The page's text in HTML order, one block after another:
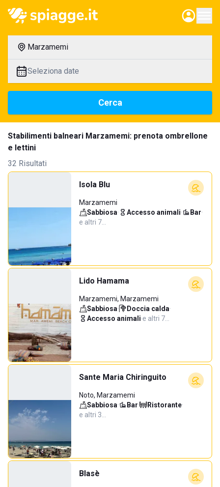
Marzamemi
Seleziona date
Cerca
Stabilimenti balneari Marzamemi: prenota ombrellone
e lettini
32 Risultati
Isola Blu
Marzamemi
Sabbiosa· Accesso animali· Bar·
e altri 7…
Lido Hamama
Marzamemi, Marzamemi
Sabbiosa· Doccia calda·
Accesso animali·e altri 7…
Sante Maria Chiringuito
Noto, Marzamemi
Sabbiosa· Bar· Ristorante·
e altri 3…
Blasè